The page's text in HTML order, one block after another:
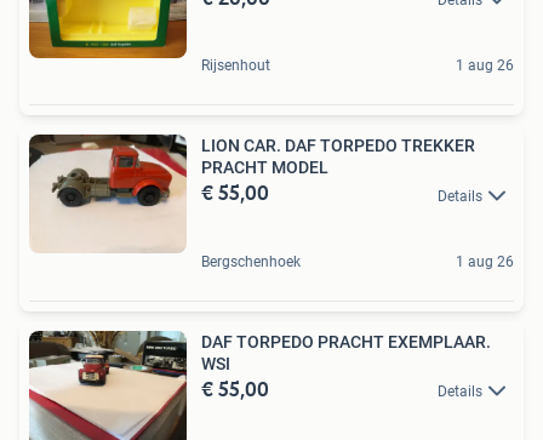
Rijsenhout 1 aug 26
LION CAR. DAF TORPEDO TREKKER
PRACHT MODEL
€ 55,00 Details
Bergschenhoek 1 aug 26
DAF TORPEDO PRACHT EXEMPLAAR.
WSI
€ 55,00 Details